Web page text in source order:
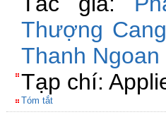
Thượng
Thanh Ngoan
Tạp chí:
Tóm tắt